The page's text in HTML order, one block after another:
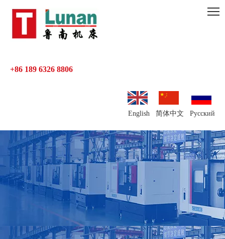
+86 189 6326 8806
English 简体中文 Pусский